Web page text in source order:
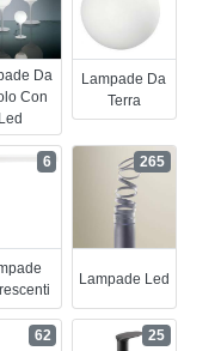
Da
Con
Led
Lampade Da
Terra
6
Lampade Led
265
62 25